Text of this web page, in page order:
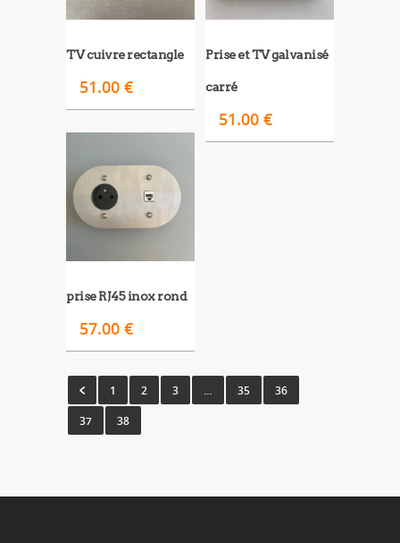
TV cuivre rectangle
51.00 €
Prise et TV galvanisé
carré
51.00 €
prise RJ45 inox rond
57.00 €
1 2 3 … 35
36
37
38